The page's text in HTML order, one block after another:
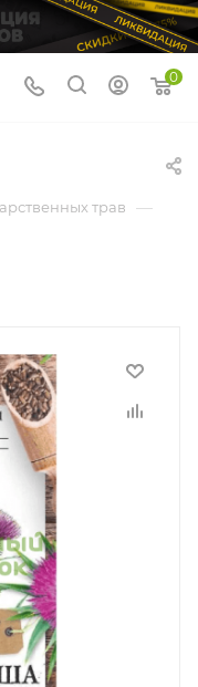
0
трав —